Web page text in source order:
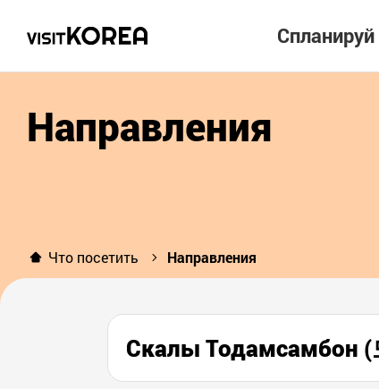
Направления
Что посетить Направления
Скалы Тодамсамбон (